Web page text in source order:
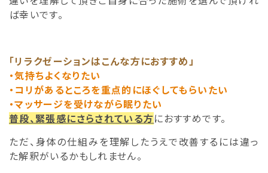
ば幸いです。
「リラクゼーションはこんな方におすすめ」
・気持ちよくなりたい
・コリがあるところを重点的にほぐしてもらいたい
・マッサージを受けながら眠りたい
普段、緊張感にさらされている方におすすめです。
ただ、身体の仕組みを理解したうえで改善するには違っ
た解釈がいるかもしれません。